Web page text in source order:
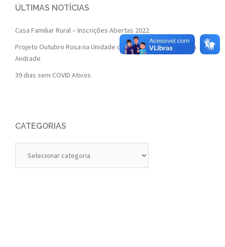
ÚLTIMAS NOTÍCIAS
Casa Familiar Rural – Inscrições Abertas 2022
Projeto Outubro Rosa na Unidade de Saúde da Família Isaura
Andrade
39 dias sem COVID Ativos
CATEGORIAS